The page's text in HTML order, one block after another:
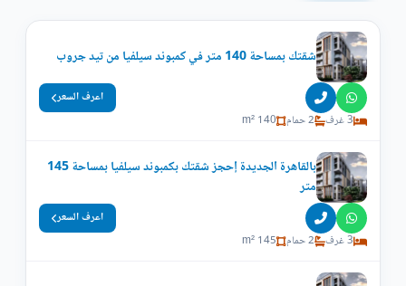
شقتك بمساحة 140 متر في كمبوند سيلفيا من تيد جروب
3 غرف 2 حمام 140 m²
اعرف السعر
بالقاهرة الجديدة إحجز شقتك بكمبوند سيلفيا بمساحة 145
متر
3 غرف 2 حمام 145 m²
اعرف السعر